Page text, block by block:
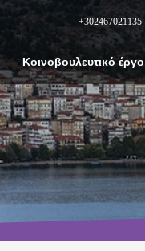
+302467021135
Κοινοβουλευτικό έργο